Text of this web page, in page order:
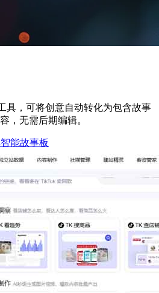
具，可将创意自动转化为包含故事
，无需后期编辑。
智能故事板